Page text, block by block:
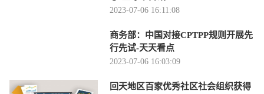
2023-07-06 16:11:08
商务部：中国对接CPTPP规则开展先
行先试-天天看点
2023-07-06 16:03:09
回天地区百家优秀社区社会组织获得